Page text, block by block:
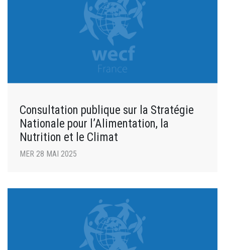
Consultation publique sur la Stratégie
Nationale pour l’Alimentation, la
Nutrition et le Climat
MER 28 MAI 2025